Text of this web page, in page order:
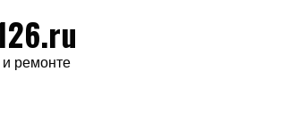
ремонте